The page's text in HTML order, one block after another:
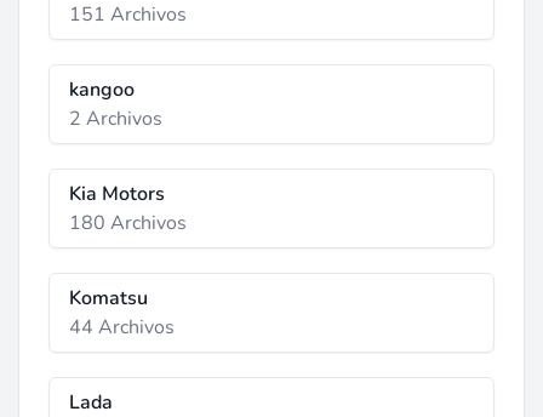
151 Archivos
kangoo
2 Archivos
Kia Motors
180 Archivos
Komatsu
44 Archivos
Lada